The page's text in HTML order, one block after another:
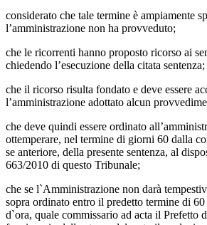
considerato che tale termine è ampiamente
l’amministrazione non ha provveduto;
che le ricorrenti hanno proposto ricorso ai
chiedendo l’esecuzione della citata sentenza;
che il ricorso risulta fondato e deve essere
l’amministrazione adottato alcun
che deve quindi essere ordinato
ottemperare, nel termine di giorni 60 dalla
se anteriore, della presente sentenza, al
663/2010 di questo Tribunale;
che se l`Amministrazione non darà
sopra ordinato entro il predetto termine di
d`ora, quale commissario ad acta il Prefetto